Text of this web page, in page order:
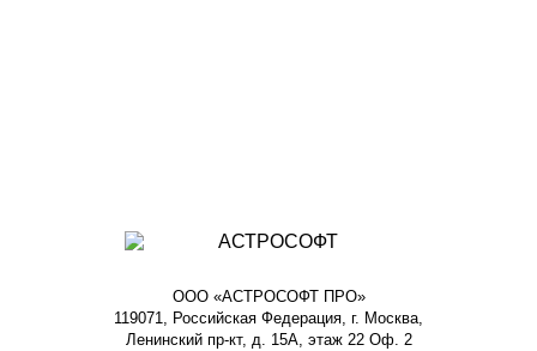
ООО «АСТРОСОФТ ПРО»
119071, Российская Федерация, г. Москва,
Ленинский пр-кт, д. 15А, этаж 22 Оф. 2